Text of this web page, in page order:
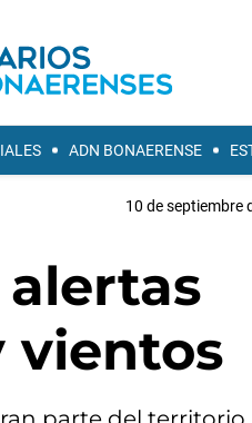
ADN BONAERENSE
10 de septiembre
vientos